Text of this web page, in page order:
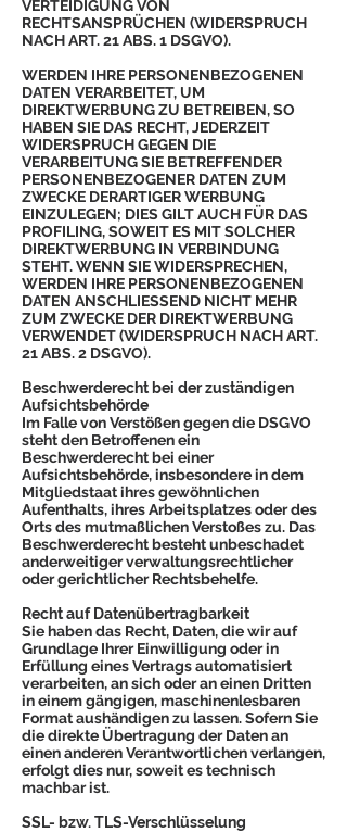
VERTEIDIGUNG VON
RECHTSANSPRÜCHEN (WIDERSPRUCH
NACH ART. 21 ABS. 1 DSGVO).
WERDEN IHRE PERSONENBEZOGENEN
DATEN VERARBEITET, UM
DIREKTWERBUNG ZU BETREIBEN, SO
HABEN SIE DAS RECHT, JEDERZEIT
WIDERSPRUCH GEGEN DIE
VERARBEITUNG SIE BETREFFENDER
PERSONENBEZOGENER DATEN ZUM
ZWECKE DERARTIGER WERBUNG
EINZULEGEN; DIES GILT AUCH FÜR DAS
PROFILING, SOWEIT ES MIT SOLCHER
DIREKTWERBUNG IN VERBINDUNG
STEHT. WENN SIE WIDERSPRECHEN,
WERDEN IHRE PERSONENBEZOGENEN
DATEN ANSCHLIESSEND NICHT MEHR
ZUM ZWECKE DER DIREKTWERBUNG
VERWENDET (WIDERSPRUCH NACH ART.
21 ABS. 2 DSGVO).
Beschwerderecht bei der zuständigen
Aufsichtsbehörde
Im Falle von Verstößen gegen die DSGVO
steht den Betroffenen ein
Beschwerderecht bei einer
Aufsichtsbehörde, insbesondere in dem
Mitgliedstaat ihres gewöhnlichen
Aufenthalts, ihres Arbeitsplatzes oder des
Orts des mutmaßlichen Verstoßes zu. Das
Beschwerderecht besteht unbeschadet
anderweitiger verwaltungsrechtlicher
oder gerichtlicher Rechtsbehelfe.
Recht auf Datenübertragbarkeit
Sie haben das Recht, Daten, die wir auf
Grundlage Ihrer Einwilligung oder in
Erfüllung eines Vertrags automatisiert
verarbeiten, an sich oder an einen Dritten
in einem gängigen, maschinenlesbaren
Format aushändigen zu lassen. Sofern Sie
die direkte Übertragung der Daten an
einen anderen Verantwortlichen verlangen,
erfolgt dies nur, soweit es technisch
machbar ist.
SSL- bzw. TLS-Verschlüsselung